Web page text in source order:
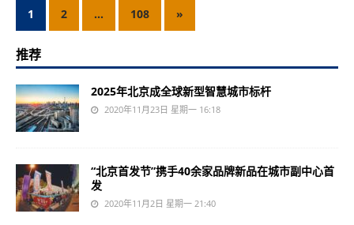
1 2 … 108 »
推荐
2025年北京成全球新型智慧城市标杆
2020年11月23日 星期一 16:18
“北京首发节”携手40余家品牌新品在城市副中心首
发
2020年11月2日 星期一 21:40